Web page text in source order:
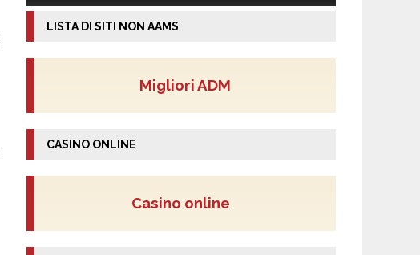
LISTA DI SITI NON AAMS
Migliori ADM
CASINO ONLINE
Casino online